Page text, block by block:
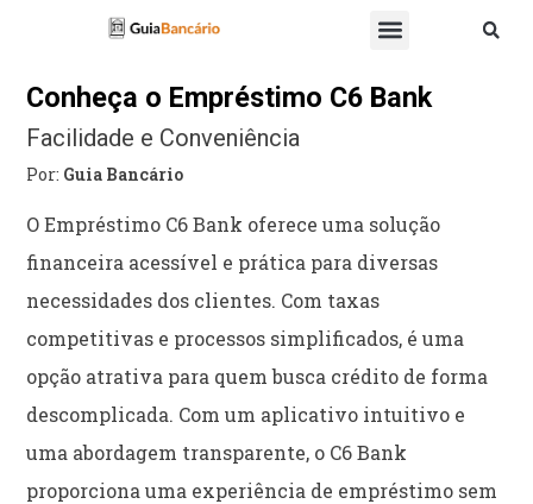
Conheça o Empréstimo C6 Bank
Facilidade e Conveniência
Por: Guia Bancário
O Empréstimo C6 Bank oferece uma solução
financeira acessível e prática para diversas
necessidades dos clientes. Com taxas
competitivas e processos simplificados, é uma
opção atrativa para quem busca crédito de forma
descomplicada. Com um aplicativo intuitivo e
uma abordagem transparente, o C6 Bank
proporciona uma experiência de empréstimo sem